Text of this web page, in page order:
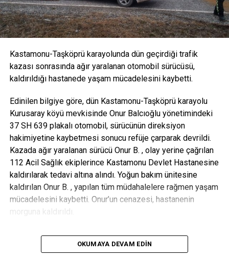
Kastamonu-Taşköprü karayolunda dün geçirdiği trafik
kazası sonrasında ağır yaralanan otomobil sürücüsü,
kaldırıldığı hastanede yaşam mücadelesini kaybetti.
Edinilen bilgiye göre, dün Kastamonu-Taşköprü karayolu
Kurusaray köyü mevkisinde Onur Balcıoğlu yönetimindeki
37 SH 639 plakalı otomobil, sürücünün direksiyon
hakimiyetine kaybetmesi sonucu refüje çarparak devrildi.
Kazada ağır yaralanan sürücü Onur B. , olay yerine çağrılan
112 Acil Sağlık ekiplerince Kastamonu Devlet Hastanesine
kaldırılarak tedavi altına alındı. Yoğun bakım ünitesine
kaldırılan Onur B. , yapılan tüm müdahalelere rağmen yaşam
mücadelesini kaybetti. Onur’un cenazesi, hastanenin
morguna kaldırıldı.
OKUMAYA DEVAM EDIN